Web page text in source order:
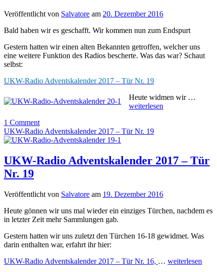
Veröffentlicht von Salvatore am 20. Dezember 2016
Bald haben wir es geschafft. Wir kommen nun zum Endspurt
Gestern hatten wir einen alten Bekannten getroffen, welcher uns
eine weitere Funktion des Radios bescherte. Was das war? Schaut
selbst:
UKW-Radio Adventskalender 2017 – Tür Nr. 19
Heute widmen wir …
weiterlesen
1 Comment
UKW-Radio Adventskalender 2017 – Tür Nr. 19
UKW-Radio Adventskalender 2017 – Tür
Nr. 19
Veröffentlicht von Salvatore am 19. Dezember 2016
Heute gönnen wir uns mal wieder ein einziges Türchen, nachdem es
in letzter Zeit mehr Sammlungen gab.
Gestern hatten wir uns zuletzt den Türchen 16-18 gewidmet. Was
darin enthalten war, erfahrt ihr hier:
UKW-Radio Adventskalender 2017 – Tür Nr. 16, … weiterlesen